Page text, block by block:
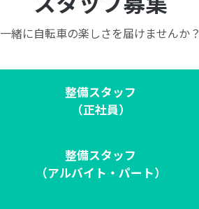
一緒に自転車の楽しさを届けませんか？
整備スタッフ
（正社員）
整備スタッフ
（アルバイト・パート）